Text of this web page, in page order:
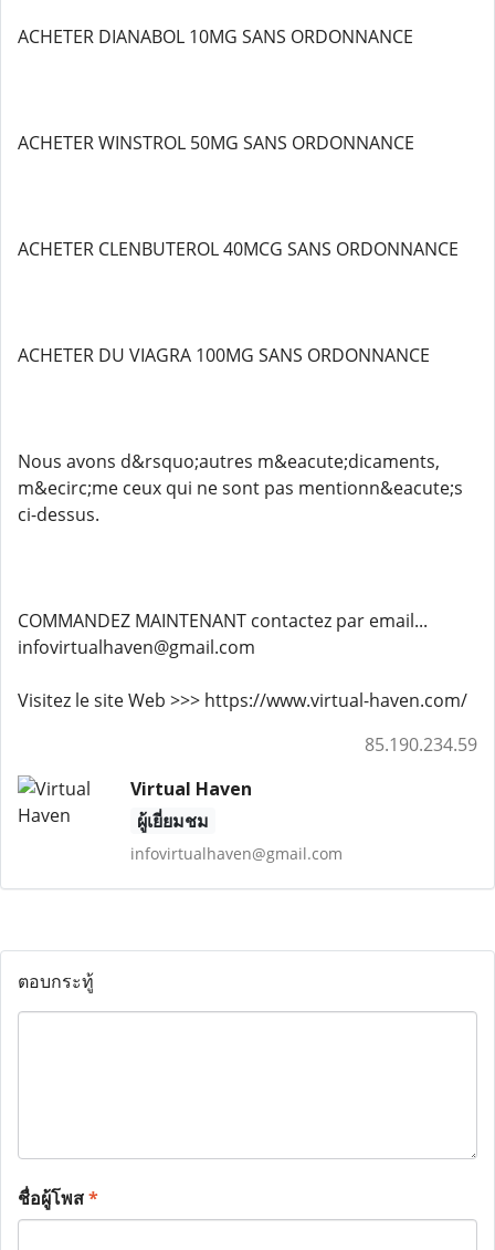
ACHETER DIANABOL 10MG SANS ORDONNANCE
ACHETER WINSTROL 50MG SANS ORDONNANCE
ACHETER CLENBUTEROL 40MCG SANS ORDONNANCE
ACHETER DU VIAGRA 100MG SANS ORDONNANCE
Nous avons d&rsquo;autres m&eacute;dicaments,
m&ecirc;me ceux qui ne sont pas mentionn&eacute;s
ci-dessus.
COMMANDEZ MAINTENANT contactez par email...
infovirtualhaven@gmail.com
Visitez le site Web >>> https://www.virtual-haven.com/
85.190.234.59
Virtual Haven
ผู้เยี่ยมชม
infovirtualhaven@gmail.com
ตอบกระทู้
ชื่อผู้โพส*